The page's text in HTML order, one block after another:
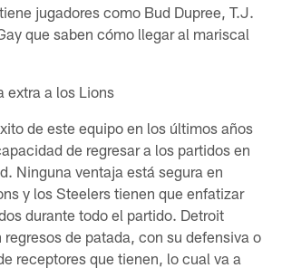
jugadores como Bud Dupree, T.J.
que saben cómo llegar al mariscal
extra a los Lions
de este equipo en los últimos años
de regresar a los partidos en
Ninguna ventaja está segura en
y los Steelers tienen que enfatizar
durante todo el partido. Detroit
regresos de patada, con su defensiva o
receptores que tienen, lo cual va a